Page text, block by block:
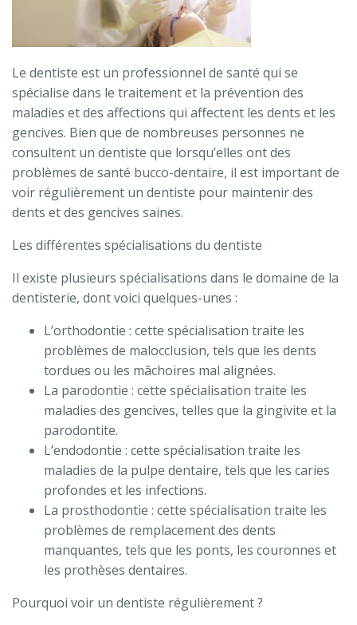
Le dentiste est un professionnel de santé qui se
spécialise dans le traitement et la prévention des
maladies et des affections qui affectent les dents et les
gencives. Bien que de nombreuses personnes ne
consultent un dentiste que lorsqu’elles ont des
problèmes de santé bucco-dentaire, il est important de
voir régulièrement un dentiste pour maintenir des
dents et des gencives saines.
Les différentes spécialisations du dentiste
Il existe plusieurs spécialisations dans le domaine de la
dentisterie, dont voici quelques-unes :
L’orthodontie : cette spécialisation traite les
problèmes de malocclusion, tels que les dents
tordues ou les mâchoires mal alignées.
La parodontie : cette spécialisation traite les
maladies des gencives, telles que la gingivite et la
parodontite.
L’endodontie : cette spécialisation traite les
maladies de la pulpe dentaire, tels que les caries
profondes et les infections.
La prosthodontie : cette spécialisation traite les
problèmes de remplacement des dents
manquantes, tels que les ponts, les couronnes et
les prothèses dentaires.
Pourquoi voir un dentiste régulièrement ?